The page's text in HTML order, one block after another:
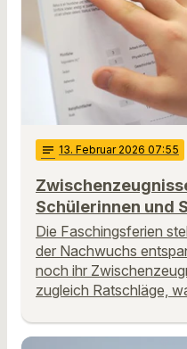
notes 13. Februar 2026 07:55
Schülerinnen und
Die Faschingsferien
der Nachwuchs
noch ihr
zugleich Ratschläge,